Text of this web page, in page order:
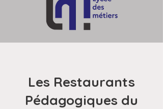
Les Restaurants
Pédagogiques du